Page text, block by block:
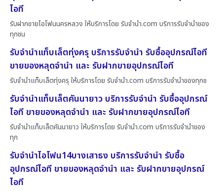
ไอที
รับฝากขายไอโฟนนครหลวง ให้บริการโดย รับจํานํา.com บริการรับจำนำของ
ทุกชน
รับจำนำแท็บเล็ตทุ่งครุ บริการรับจำนำ รับซื้ออุปกรณ์ไอที
ขายของหลุดจำนำ และ รับฝากขายอุปกรณ์ไอที
รับจำนำแท็บเล็ตทุ่งครุ ให้บริการโดย รับจํานํา.com บริการรับจำนำของทุกช
รับจำนำแท็บเล็ตคันนายาว บริการรับจำนำ รับซื้ออุปกรณ์
ไอที ขายของหลุดจำนำ และ รับฝากขายอุปกรณ์ไอที
รับจำนำแท็บเล็ตคันนายาว ให้บริการโดย รับจํานํา.com บริการรับจำนำของ
ทุก
รับจำนำไอโฟน14บางเสาธง บริการรับจำนำ รับซื้อ
อุปกรณ์ไอที ขายของหลุดจำนำ และ รับฝากขายอุปกรณ์
ไอที